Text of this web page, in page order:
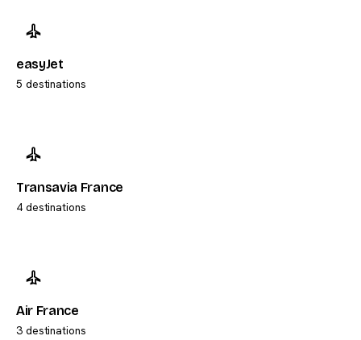
easyJet
5 destinations
Transavia France
4 destinations
Air France
3 destinations